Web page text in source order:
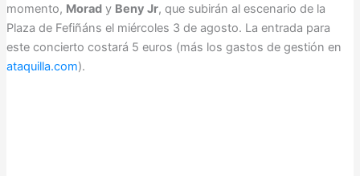
momento, Morady Beny Jr, que subirán al escenario de la
Plaza de Fefiñáns el miércoles 3 de agosto. La entrada para
este concierto costará 5 euros (más los gastos de gestión en
ataquilla.com).